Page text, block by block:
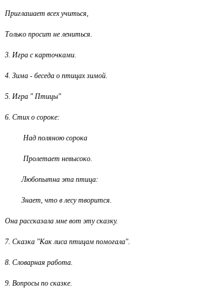
Приглашает всех учиться,
Только просит не лениться.
3. Игра с карточками.
4. Зима - беседа о птицах зимой.
5. Игра " Птицы"
6. Стих о сороке:
Над поляною сорока
Пролетает невысоко.
Любопытна эта птица:
Знает, что в лесу творится.
Она рассказала мне вот эту сказку.
7. Сказка "Как лиса птицам помогала".
8. Словарная работа.
9. Вопросы по сказке.